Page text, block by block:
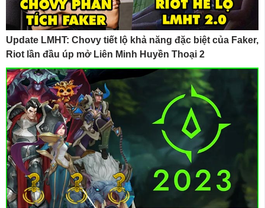
Update LMHT: Chovy tiết lộ khả năng đặc biệt của Faker,
Riot lần đầu úp mở Liên Minh Huyền Thoại 2